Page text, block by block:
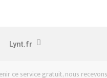
Lynt.fr
ce service gratuit, nous